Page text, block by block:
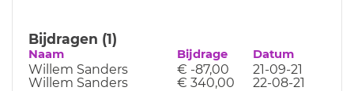
Bijdragen (1)
Naam Bijdrage Datum
Willem Sanders € -87,00
21-09-21
Willem Sanders
€ 340,00 22-08-21